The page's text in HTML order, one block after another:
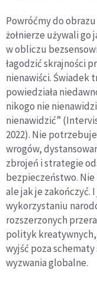
Powróćmy do
żołnierze używali go
w obliczu
łagodzić skrajności
nienawiści. Świadek
powiedziała
nikogo nie
nienawidzić”
2022). Nie
wrogów,
zbrojeń i strategie
bezpieczeństwo.
ale jak je zakończyć.
wykorzystaniu
rozszerzonych
polityk
wyjść poza
wyzwania globalne.